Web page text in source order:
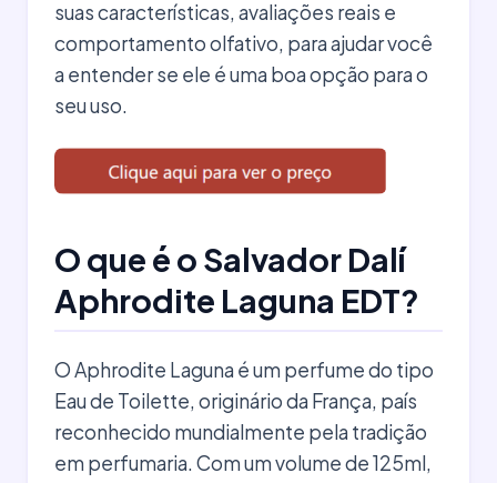
suas características, avaliações reais e
comportamento olfativo, para ajudar você
a entender se ele é uma boa opção para o
seu uso.
O que é o Salvador Dalí
Aphrodite Laguna EDT?
O Aphrodite Laguna é um perfume do tipo
Eau de Toilette, originário da França, país
reconhecido mundialmente pela tradição
em perfumaria. Com um volume de 125ml,